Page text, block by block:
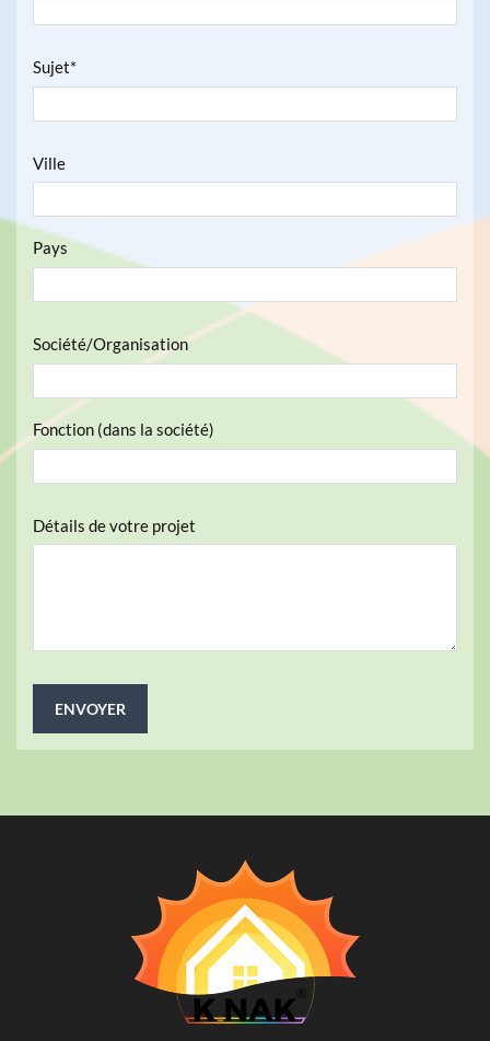
Sujet*
Ville
Pays
Société/Organisation
Fonction (dans la société)
Détails de votre projet